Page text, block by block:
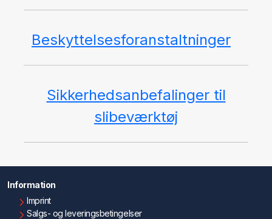
Beskyttelsesforanstaltninger
Sikkerhedsanbefalinger til
slibeværktøj
Information
Imprint
Salgs- og leveringsbetingelser